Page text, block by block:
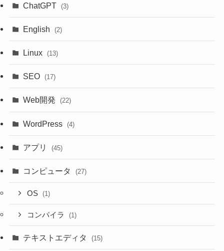
ChatGPT (3)
English (2)
Linux (13)
SEO (17)
Web開発 (22)
WordPress (4)
アプリ (45)
コンピュータ (27)
OS (1)
コンパイラ (1)
テキストエディタ (15)